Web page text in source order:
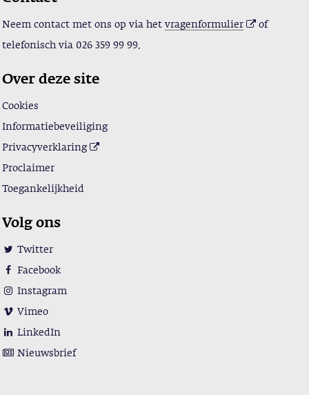
Neem contact met ons op via het vragenformulier of
telefonisch via 026 359 99 99.
Over deze site
Cookies
Informatiebeveiliging
Privacyverklaring
Proclaimer
Toegankelijkheid
Volg ons
Twitter
Facebook
Instagram
Vimeo
LinkedIn
Nieuwsbrief